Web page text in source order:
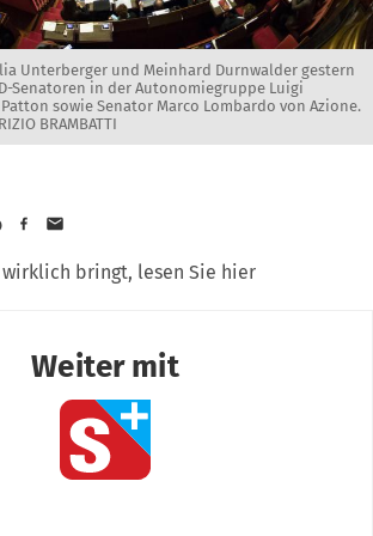
Unterberger und Meinhard Durnwalder gestern
Senatoren in der Autonomiegruppe Luigi
sowie Senator Marco Lombardo von Azione.
BRAMBATTI
wirklich bringt, lesen Sie hier